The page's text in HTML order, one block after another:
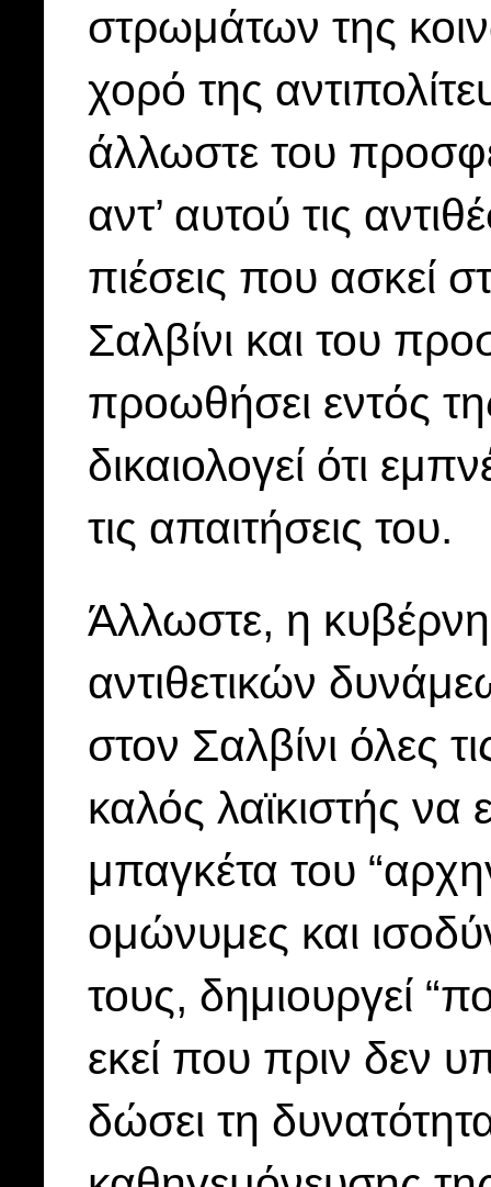
στρωμάτων της
χορό της
άλλωστε του
αντ’ αυτού τις
πιέσεις που ασκεί
Σαλβίνι και του
προωθήσει εντός
δικαιολογεί ότι
τις απαιτήσεις του.
Άλλωστε, η
αντιθετικών
στον Σαλβίνι όλες
καλός λαϊκιστής να
μπαγκέτα του
ομώνυμες και
τους, δημιουργεί
εκεί που πριν δεν
δώσει τη